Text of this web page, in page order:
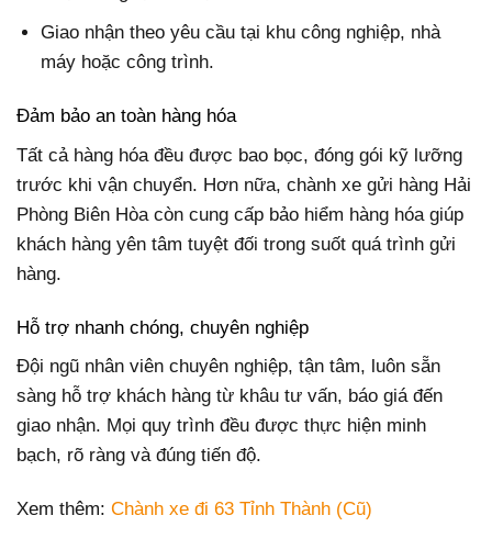
Giao nhận theo yêu cầu tại khu công nghiệp, nhà
máy hoặc công trình.
Đảm bảo an toàn hàng hóa
Tất cả hàng hóa đều được bao bọc, đóng gói kỹ lưỡng
trước khi vận chuyển. Hơn nữa, chành xe gửi hàng Hải
Phòng Biên Hòa còn cung cấp bảo hiểm hàng hóa giúp
khách hàng yên tâm tuyệt đối trong suốt quá trình gửi
hàng.
Hỗ trợ nhanh chóng, chuyên nghiệp
Đội ngũ nhân viên chuyên nghiệp, tận tâm, luôn sẵn
sàng hỗ trợ khách hàng từ khâu tư vấn, báo giá đến
giao nhận. Mọi quy trình đều được thực hiện minh
bạch, rõ ràng và đúng tiến độ.
Xem thêm: Chành xe đi 63 Tỉnh Thành (Cũ)